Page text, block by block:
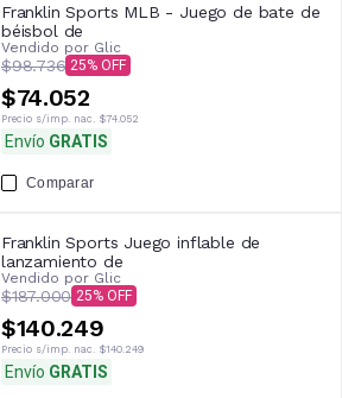
Franklin Sports MLB - Juego de bate de
béisbol de
Vendido por Glic
$98.736 25
$74.052
Precio s/imp. nac. $74.052
Envío GRATIS
Comparar
Franklin Sports Juego inflable de
lanzamiento de
Vendido por Glic
$187.000 25
$140.249
Precio s/imp. nac. $140.249
Envío GRATIS